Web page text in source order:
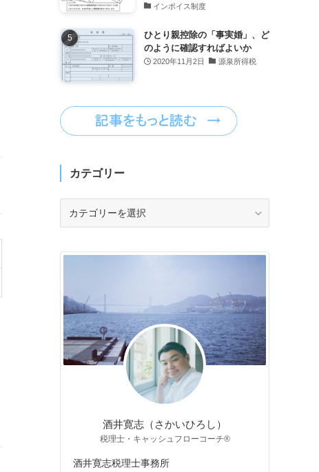
インボイス制度
ひとり親控除の「事実婚」、ど
のように確認すればよいか
2020年11月2日 源泉所得税
カテゴリー
リ
酒井寛志（さかいひろし）
税理士・キャッシュフローコーチ®
酒井寛志税理士事務所